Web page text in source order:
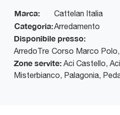
Marca: Cattelan Italia
Categoria:Arredamento
Disponibile presso:
ArredoTre Corso Marco
Zone servite: Aci Castello,
Misterbianco, Palagonia,